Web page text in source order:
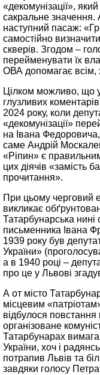
«декомунізації»,
сакральне значення.
наступний пасаж:
самостійно
скверів. Згодом –
перейменувати їх
ОВА допомагає всім,
Цілком можливо, що у
глузливих
2024 року, коли
«декомунізації»
на Івана Федоровича,
саме Андрій
«Ріпин» є
цих діячів «замість
прочитання».
При цьому черговий
викликає
Татарбунарська
письменника Івана
1939 року був
України»
а в 1940 році –
про це у Львові
А от місто
місцевим
відбулося
організоване
Татарбунарах
України, хоч і
потрапив Львів та
завдяки голосу